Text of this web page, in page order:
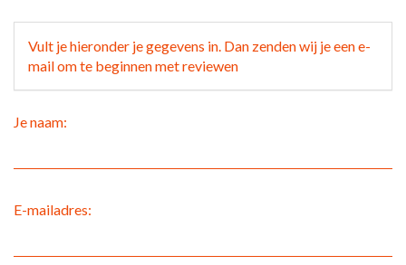
Vult je hieronder je gegevens in. Dan zenden wij je een e-
mail om te beginnen met reviewen
Je naam:
E-mailadres: